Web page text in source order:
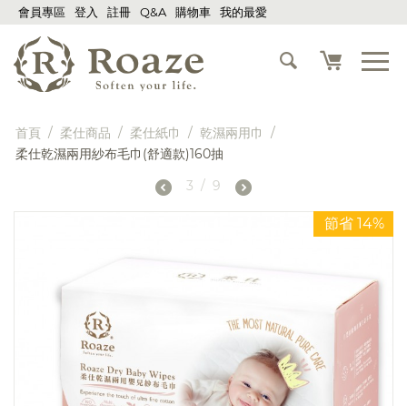
會員專區 登入 註冊 Q&A 購物車 我的最愛
首頁 / 柔仕商品 / 柔仕紙巾 / 乾濕兩用巾
/
柔仕乾濕兩用紗布毛巾(舒適款)160抽
3 / 9
節省 14%